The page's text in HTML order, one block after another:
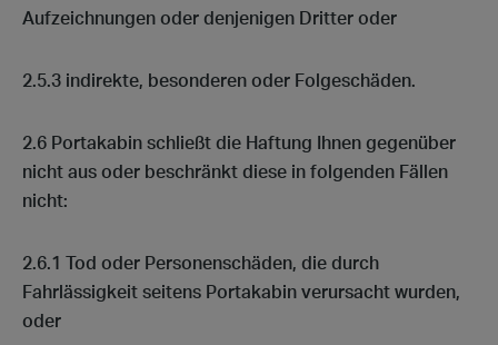
Aufzeichnungen oder denjenigen Dritter oder
2.5.3 indirekte, besonderen oder Folgeschäden.
2.6 Portakabin schließt die Haftung Ihnen gegenüber
nicht aus oder beschränkt diese in folgenden Fällen
nicht:
2.6.1 Tod oder Personenschäden, die durch
Fahrlässigkeit seitens Portakabin verursacht wurden,
oder